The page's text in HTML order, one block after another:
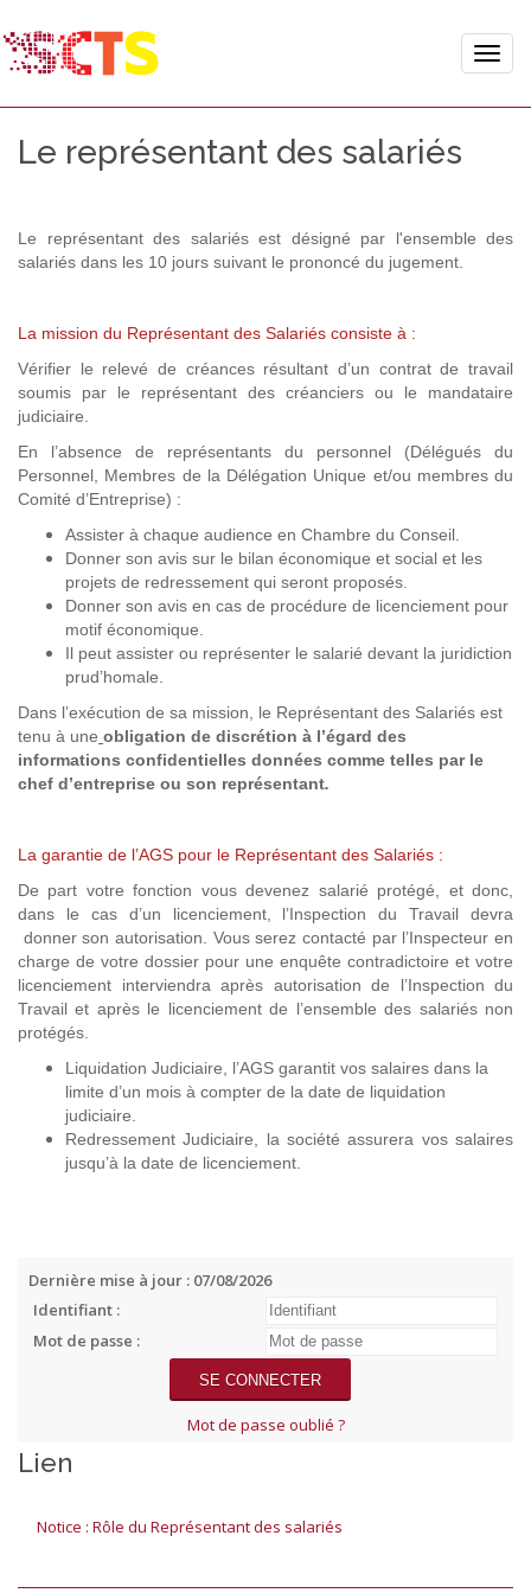
Toggle
Le représentant des salariés
Le représentant des salariés est désigné par l'ensemble des
salariés dans les 10 jours suivant le prononcé du jugement.
La mission du Représentant des Salariés consiste à :
Vérifier le relevé de créances résultant d’un contrat de travail
soumis par le représentant des créanciers ou le mandataire
judiciaire.
En l’absence de représentants du personnel (Délégués du
Personnel, Membres de la Délégation Unique et/ou membres du
Comité d’Entreprise) :
Assister à chaque audience en Chambre du Conseil.
Donner son avis sur le bilan économique et social et les
projets de redressement qui seront proposés.
Donner son avis en cas de procédure de licenciement pour
motif économique.
Il peut assister ou représenter le salarié devant la juridiction
prud’homale.
Dans l’exécution de sa mission, le Représentant des Salariés est
tenu à une obligation de discrétion à l’égard des
informations confidentielles données comme telles par le
chef d’entreprise ou son représentant.
La garantie de l’AGS pour le Représentant des Salariés :
De part votre fonction vous devenez salarié protégé, et donc,
dans le cas d’un licenciement, l’Inspection du Travail devra
donner son autorisation. Vous serez contacté par l’Inspecteur en
charge de votre dossier pour une enquête contradictoire et votre
licenciement interviendra après autorisation de l’Inspection du
Travail et après le licenciement de l’ensemble des salariés non
protégés.
Liquidation Judiciaire, l’AGS garantit vos salaires dans la
limite d’un mois à compter de la date de liquidation
judiciaire.
Redressement Judiciaire, la société assurera vos salaires
jusqu’à la date de licenciement.
Dernière mise à jour : 07/08/2026
Identifiant :
Mot de passe :
Mot de passe oublié ?
Lien
Notice : Rôle du Représentant des salariés